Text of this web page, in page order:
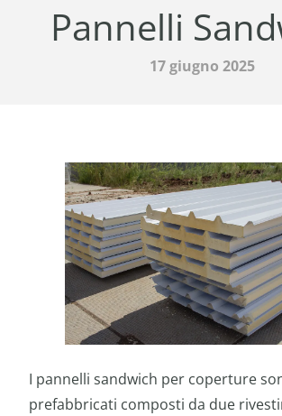
Pannelli
17 giugno 2025
I pannelli sandwich per coperture
prefabbricati composti da due